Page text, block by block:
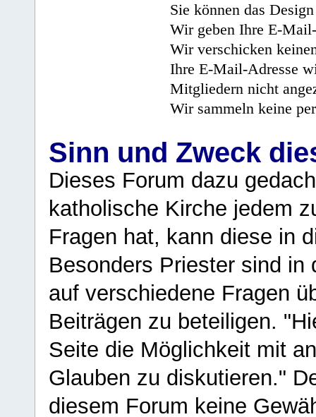
Sie können das
Wir geben Ihre E-
Wir verschicken
Ihre E-Mail-Adresse
Mitgliedern nicht
Wir sammeln keine
Sinn und Zweck
Dieses Forum dazu
katholische Kirche jedem
Fragen hat, kann diese in
Besonders Priester sind in
auf verschiedene Fragen
Beiträgen zu beteiligen.
Seite die Möglichkeit mit
Glauben zu diskutieren."
diesem Forum keine